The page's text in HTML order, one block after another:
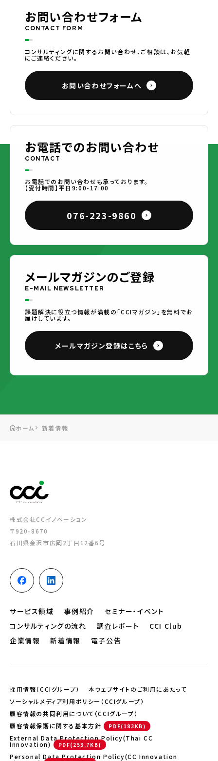
お問い合わせフォーム
CONTACT FORM
コンサルティングに関するお問い合わせ、ご相談は、お気軽
にご連絡ください。
お問い合わせフォームへ
お電話でのお問い合わせ
CONTACT
お電話でのお問い合わせも承っております。
【受付時間】平日9:00-17:00
076-223-9860
メールマガジンのご登録
E-MAIL NEWSLETTER
課題解決に役立つ情報が満載の「CCIマガジン」を無料でお
届けしています。
メールマガジン登録はこちら
ホーム 新着情報
株式会社CCイノベーション
〒920-8670
石川県金沢市広岡2丁目12番6号
サービス領域 事例紹介
セミナー・イベント
コンサルティングの流れ
調査レポート
CCI Club
企業情報
新着情報 電子公告
採用情報（CCIグループ）
本ウェブサイトのご利用にあたって
ソーシャルメディア利用ポリシー（CCIグループ）
顧客情報の共同利用について（CCIグループ）
顧客情報保護に関する基本方針
External Data Protection Policy(Thai CC
Innovation)
Personal Data Protection Policy(CC Innovation